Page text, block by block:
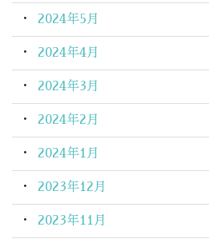
2024年5月
2024年4月
2024年3月
2024年2月
2024年1月
2023年12月
2023年11月